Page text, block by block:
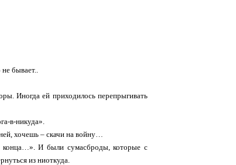
бывает..
Иногда ей приходилось перепрыгивать
в-никуда».
хочешь – скачи на войну…
конца…». И были сумасброды, которые с
из ниоткуда.